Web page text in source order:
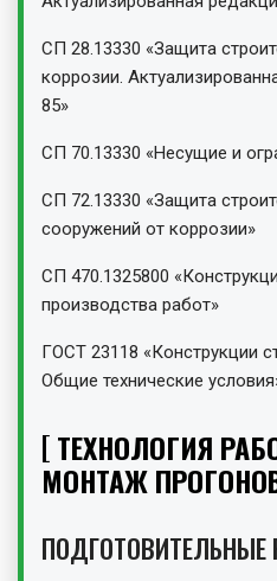
СП 28.13330 «Защита
коррозии.
85»
СП 70.13330 «Несущие и
СП 72.13330 «Защита
сооружений от коррозии»
СП 470.1325800
производства работ»
ГОСТ 23118 «Конструкции
Общие технические
ТЕХНОЛОГИЯ
МОНТАЖ
ПОДГОТОВИТЕЛЬНЫЕ